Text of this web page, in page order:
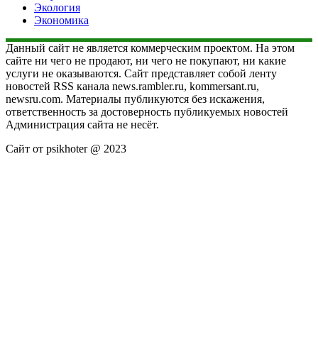
Экология
Экономика
Данный сайт не является коммерческим проектом. На этом
сайте ни чего не продают, ни чего не покупают, ни какие
услуги не оказываются. Сайт представляет собой ленту
новостей RSS канала news.rambler.ru, kommersant.ru,
newsru.com. Материалы публикуются без искажения,
ответственность за достоверность публикуемых новостей
Администрация сайта не несёт.
Сайт от psikhoter @ 2023